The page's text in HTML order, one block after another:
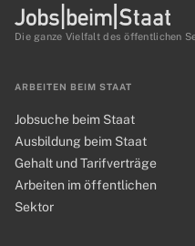
Die ganze Vielfalt des öffentlichen
ARBEITEN BEIM STAAT
Jobsuche beim Staat
Ausbildung beim Staat
Gehalt und Tarifverträge
Arbeiten im öffentlichen
Sektor